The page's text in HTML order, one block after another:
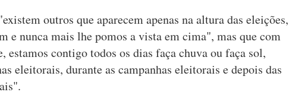
outros que aparecem apenas na altura das eleições,
e nunca mais lhe pomos a vista em cima", mas que com
estamos contigo todos os dias faça chuva ou faça sol,
eleitorais, durante as campanhas eleitorais e depois das